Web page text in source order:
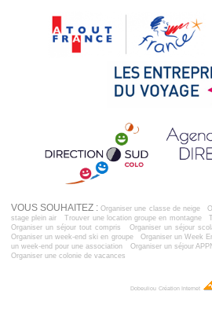
VOUS SOUHAITEZ :Organiser une classe de neige
stage plein air
Trouver une location groupe en montagne
Organiser un séjour tout compris
Organiser un séjour
Organiser un week-end ski en groupe
Organiser un Week
un week-end pour une association
Organiser un séjour
Organiser une colonie de vacances
Dobeuliou Création Internet